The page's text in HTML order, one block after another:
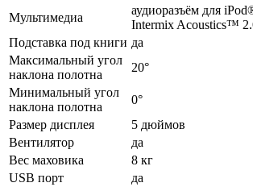
Мультимедиа
аудиоразъём для
Intermix Acoustics™
Подставка под книги да
Максимальный угол
наклона полотна
20°
Минимальный угол
наклона полотна
0°
Размер дисплея
5 дюймов
Вентилятор
да
Вес маховика
8 кг
USB порт
да